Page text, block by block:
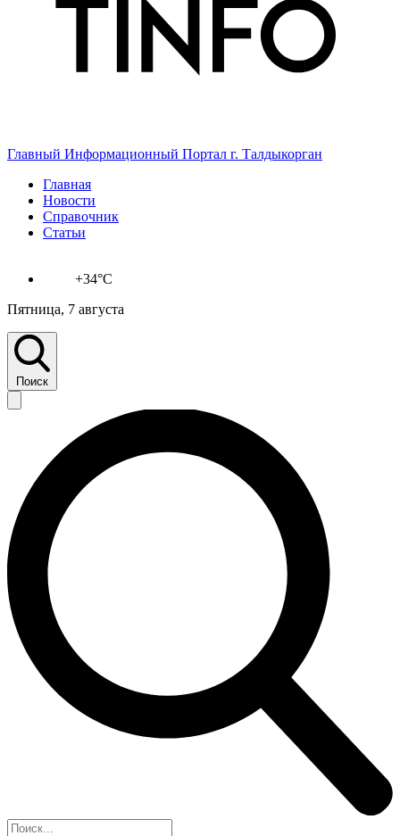
Главный Информационный Портал г. Талдыкорган
Главная
Новости
Справочник
Статьи
+34°C
Пятница, 7 августа
Поиск